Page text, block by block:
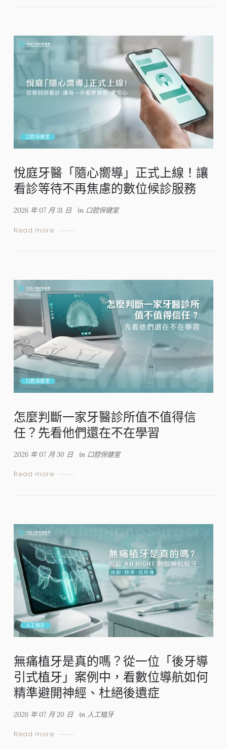
口腔保健室
悅庭牙醫「隨心嚮導」正式上線！讓
看診等待不再焦慮的數位候診服務
2026 年 07 月 31 日 in 口腔保健室
Read more
口腔保健室
怎麼判斷一家牙醫診所值不值得信
任？先看他們還在不在學習
2026 年 07 月 30 日 in 口腔保健室
Read more
人工植牙
無痛植牙是真的嗎？從一位「後牙導
引式植牙」案例中，看數位導航如何
精準避開神經、杜絕後遺症
2026 年 07 月 20 日 in 人工植牙
Read more